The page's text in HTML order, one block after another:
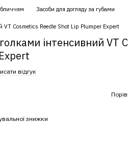
Засоби для догляду за губами
Cosmetics Reedle Shot Lip Plumper Expert
інтенсивний VT
відгук
знижки